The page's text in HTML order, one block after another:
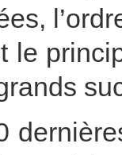
le